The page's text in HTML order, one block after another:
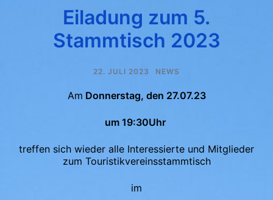
Eiladung zum 5.
Stammtisch 2023
22. JULI 2023 NEWS
Am Donnerstag, den 27.07.23
um 19:30Uhr
treffen sich wieder alle Interessierte und Mitglieder
zum Touristikvereinsstammtisch
im